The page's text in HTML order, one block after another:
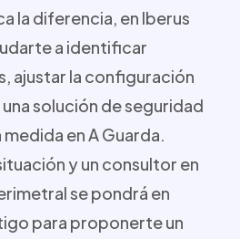
la diferencia, en Iberus
a identificar
ajustar la configuración
solución de seguridad
en A Guarda.
y un consultor en
se pondrá en
para proponerte un